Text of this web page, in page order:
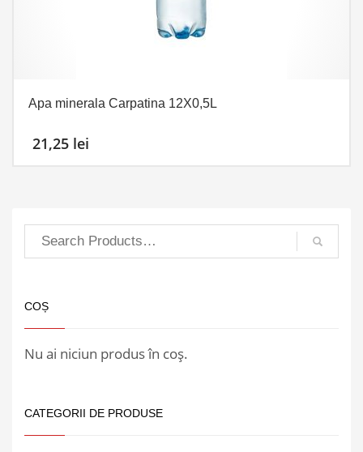
Apa minerala Carpatina 12X0,5L
21,25 lei
COȘ
Nu ai niciun produs în coș.
CATEGORII DE PRODUSE